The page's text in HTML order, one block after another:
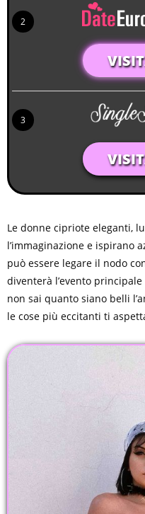
2
3
Le donne cipriote eleganti,
l’immaginazione e ispirano
può essere legare il nodo
diventerà l’evento
non sai quanto siano belli
le cose più eccitanti ti